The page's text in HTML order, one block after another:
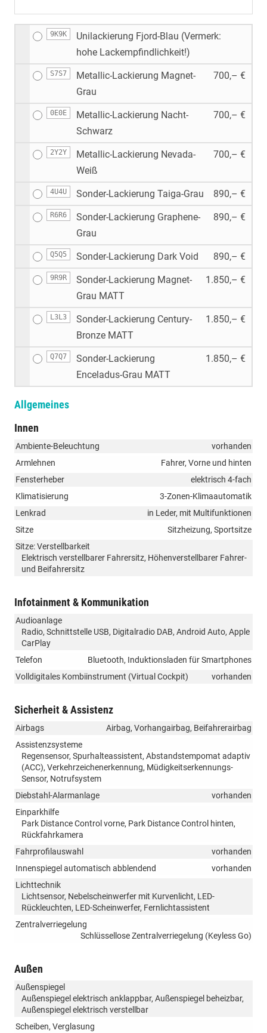
9K9K
Unilackierung Fjord-Blau (Vermerk:
hohe Lackempfindlichkeit!)
S7S7
Metallic-Lackierung Magnet-
Grau
700,– €
0E0E
Metallic-Lackierung Nacht-
Schwarz
700,– €
2Y2Y
Metallic-Lackierung Nevada-
Weiß
700,– €
4U4U Sonder-Lackierung Taiga-Grau 890,– €
R6R6
Sonder-Lackierung Graphene-
Grau
890,– €
Q5Q5 Sonder-Lackierung Dark Void 890,– €
9R9R
Sonder-Lackierung Magnet-
Grau MATT
1.850,– €
L3L3
Sonder-Lackierung Century-
Bronze MATT
1.850,– €
Q7Q7
Sonder-Lackierung
Enceladus-Grau MATT
1.850,– €
Allgemeines
Innen
Ambiente-Beleuchtung
vorhanden
Armlehnen
Fahrer, Vorne und hinten
Fensterheber
elektrisch 4-fach
Klimatisierung
3-Zonen-Klimaautomatik
Lenkrad
in Leder, mit Multifunktionen
Sitze
Sitzheizung, Sportsitze
Sitze: Verstellbarkeit
Elektrisch verstellbarer Fahrersitz, Höhenverstellbarer Fahrer-
und Beifahrersitz
Infotainment & Kommunikation
Audioanlage
Radio, Schnittstelle USB, Digitalradio DAB, Android Auto, Apple
CarPlay
Telefon
Bluetooth, Induktionsladen für Smartphones
Volldigitales Kombiinstrument (Virtual Cockpit)
vorhanden
Sicherheit & Assistenz
Airbags
Airbag, Vorhangairbag, Beifahrerairbag
Assistenzsysteme
Regensensor, Spurhalteassistent, Abstandstempomat adaptiv
(ACC), Verkehrzeichenerkennung, Müdigkeitserkennungs-
Sensor, Notrufsystem
Diebstahl-Alarmanlage
vorhanden
Einparkhilfe
Park Distance Control vorne, Park Distance Control hinten,
Rückfahrkamera
Fahrprofilauswahl
vorhanden
Innenspiegel automatisch abblendend
vorhanden
Lichttechnik
Lichtsensor, Nebelscheinwerfer mit Kurvenlicht, LED-
Rückleuchten, LED-Scheinwerfer, Fernlichtassistent
Zentralverriegelung
Schlüssellose Zentralverriegelung (Keyless Go)
Außen
Außenspiegel
Außenspiegel elektrisch anklappbar, Außenspiegel beheizbar,
Außenspiegel elektrisch verstellbar
Scheiben, Verglasung